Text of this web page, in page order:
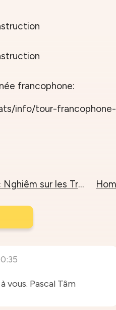
francophone:
info/tour-francophone-
Enseignement de Sœur Giác Nghiêm sur les Trois Sceaux du Dharma
vous. Pascal Tâm